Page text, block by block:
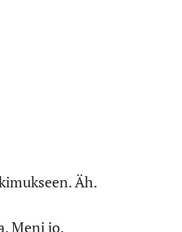
Äh.
Meni jo.